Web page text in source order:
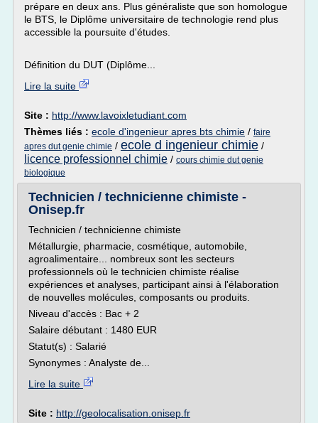
prépare en deux ans. Plus généraliste que son homologue
le BTS, le Diplôme universitaire de technologie rend plus
accessible la poursuite d'études.
Définition du DUT (Diplôme...
Lire la suite
Site : http://www.lavoixletudiant.com
Thèmes liés : ecole d'ingenieur apres bts chimie / faire
apres dut genie chimie / ecole d ingenieur chimie /
licence professionnel chimie / cours chimie dut genie
biologique
Technicien / technicienne chimiste -
Onisep.fr
Technicien / technicienne chimiste
Métallurgie, pharmacie, cosmétique, automobile,
agroalimentaire... nombreux sont les secteurs
professionnels où le technicien chimiste réalise
expériences et analyses, participant ainsi à l'élaboration
de nouvelles molécules, composants ou produits.
Niveau d'accès : Bac + 2
Salaire débutant : 1480 EUR
Statut(s) : Salarié
Synonymes : Analyste de...
Lire la suite
Site : http://geolocalisation.onisep.fr